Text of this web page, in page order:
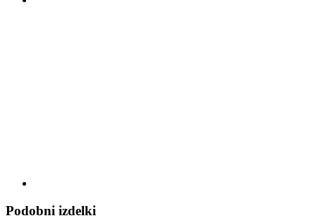
Podobni izdelki